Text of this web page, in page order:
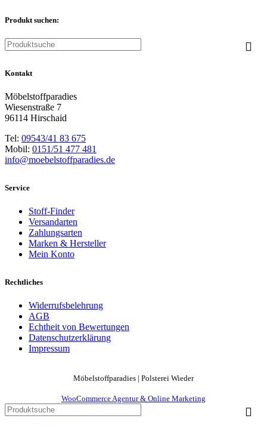
Produkt suchen:
Kontakt
Möbelstoffparadies
Wiesenstraße 7
96114 Hirschaid
Tel: 09543/41 83 675
Mobil: 0151/51 477 481
info@moebelstoffparadies.de
Service
Stoff-Finder
Versandarten
Zahlungsarten
Marken & Hersteller
Mein Konto
Rechtliches
Widerrufsbelehrung
AGB
Echtheit von Bewertungen
Datenschutzerklärung
Impressum
Möbelstoffparadies | Polsterei Wieder
WooCommerce Agentur & Online Marketing